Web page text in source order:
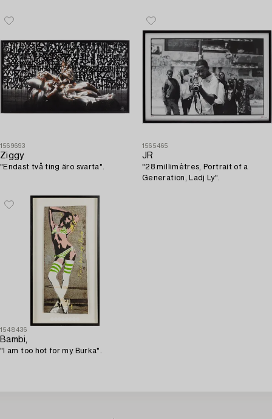
1569693
Ziggy
"Endast två ting äro svarta".
1565465
JR
"28 millimètres, Portrait of a
Generation, Ladj Ly".
1548436
Bambi,
"I am too hot for my Burka".